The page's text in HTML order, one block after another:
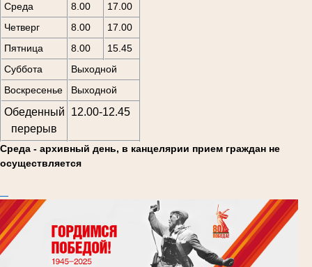
Среда
8.00
17.00
Четверг
8.00
17.00
Пятница
8.00
15.45
Суббота
Выходной
Воскресенье
Выходной
Обеденный
перерыв
12.00-12.45
Среда - архивный день, в канцелярии прием граждан не
осуществляется